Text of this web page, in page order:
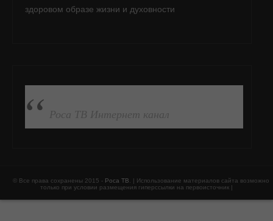
здоровом образе жизни и духовности
ПОДПИСАТЬСЯ НА FB
Роса ТВ Интернет канал
© Все права сохранены 2015 - Роса ТВ . | Использование материалов сайта возможно
только при условии размещения гиперссылки на первоисточник |